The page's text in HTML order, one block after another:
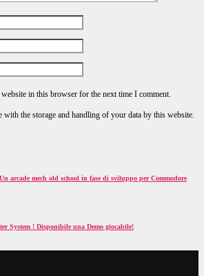
in this browser for the next time I comment.
the storage and handling of your data by this website.
arcade mech old school in fase di sviluppo per Commodore
System ! Disponibile una Demo giocabile!